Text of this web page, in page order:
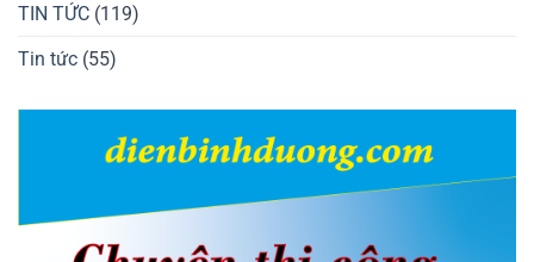
TIN TỨC (119)
Tin tức (55)